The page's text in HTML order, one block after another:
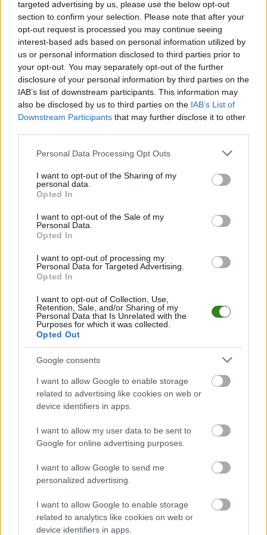
targeted advertising by us, please use the below opt-out
section to confirm your selection. Please note that after your
opt-out request is processed you may continue seeing
interest-based ads based on personal information utilized by
us or personal information disclosed to third parties prior to
your opt-out. You may separately opt-out of the further
disclosure of your personal information by third parties on the
IAB’s list of downstream participants. This information may
also be disclosed by us to third parties on the IAB’s List of
Downstream Participants that may further disclose it to other
Please note that this website/app uses one or more Google
not limited to your visit or usage behaviour. You may click to
grant or deny consent to Google and its third-party tags to
use your data for below specified purposes in below Google
consent section.
Personal Data Processing Opt Outs
I want to opt-out of the Sharing of my
personal data.
Opted In
I want to opt-out of the Sale of my
Personal Data.
Opted In
I want to opt-out of processing my
Personal Data for Targeted Advertising.
Opted In
I want to opt-out of Collection, Use,
Retention, Sale, and/or Sharing of my
Personal Data that Is Unrelated with the
Purposes for which it was collected.
Opted Out
Google consents
I want to allow Google to enable storage
related to advertising like cookies on web or
device identifiers in apps.
I want to allow my user data to be sent to
Google for online advertising purposes.
I want to allow Google to send me
personalized advertising.
I want to allow Google to enable storage
related to analytics like cookies on web or
device identifiers in apps.
spotkania, a także dane meczowe, jeśli są dostępne.
Pełny harmonogram rozgrywek dostępny jest tutaj:Rzeszów > Klasa B,
gr. VI - terminarz
Informacje o składach i strzelcach
W miarę dostępności danych, publikujemyskłady wyjściowe,
rezerwowych, zmiany oraz listę strzelców bramek. Informacje te
aktualizujemy zależnie od poziomu ligi i dostępnych źródeł.
Śledź mecze swojej drużyny
informacje oterminach meczów, wynikach, transferach i newsach
PodkarpacieLive.pl to największa baza meczów lokalnych drużyn
piłkarskichw województwie. Sprawdź nasze relacje, śledź ulubioną ligę i
bądź na bieżąco z wydarzeniami z boisk!
Analiza przed meczem: Radomyślanka II Radomyśl Wielki vs
Apollo Dulcza Mała
odbędzie się w ramach 26. kolejki - Rzeszów > Klasa B, gr. VI. Spotkanie
zostanie rozegrane w dniu 14 czerwca 2026. Początek meczu o godz.
Radomyślanka II Radomyśl Wielki
przystępuje do tego spotkania w
roli gospodarza. Jak drużyna radzi sobie w sezonie 2025/2026 rozgrywek
Rzeszów > Klasa B, gr. VI przed własną publicznością? Na tej stronie
możecie zobaczyć tabelę uwzględniającą tylko mecze u siebie. W tabeli
biorącej pod uwagę tylko mecze wyjazdowe możecie natomiast
sprawdzić jak spisuje się klubApollo Dulcza Mała.
Rzeszów > Klasa B, gr. VI - sytuacja w tabeli
Przed meczami 26. kolejki - Rzeszów > Klasa B, gr. VI gospodarze
(Radomyślanka II Radomyśl Wielki) zajmują2. miejscew tabeli. Goście
(Apollo Dulcza Mała) plasują się na6. miejscu.
bramkowe.
wynik na żywo, transmisja
Wynik meczu Radomyślanka II Radomyśl Wielki - Apollo Dulcza Mała
znajdziesz na naszej stronie zaraz po jego zakończeniu. Jeżeli szukasz
Radomyślanka II Radomyśl Wielki
vs. Apollo Dulcza Mała - wynik, składy, strzelcy
Jeżeli w internecie lub TV dostępna jest